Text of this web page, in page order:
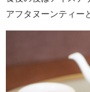
アフタヌーンティー